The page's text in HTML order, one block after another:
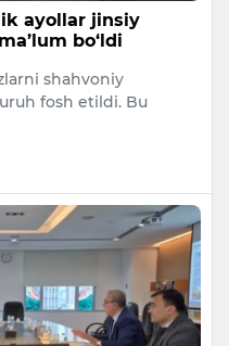
ayollar jinsiy
bo‘ldi
shahvoniy
fosh etildi. Bu